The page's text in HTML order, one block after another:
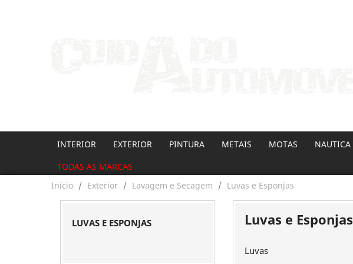
INTERIOR EXTERIOR PINTURA METAIS MOTAS NAUTICA
TODAS AS MARCAS
Início
Exterior Lavagem e Secagem Luvas e Esponjas
LUVAS E ESPONJAS Luvas e Esponjas
Luvas